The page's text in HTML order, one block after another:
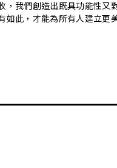
，我們創造出既具功能性又
如此，才能為所有人建立更